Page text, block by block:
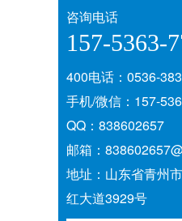
咨询电话
157-5363-
400电话：0536-
手机/微信：157-
QQ：838602657
邮箱：
地址：山东省青州
红大道3929号